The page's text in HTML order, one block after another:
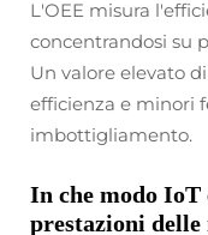
L'OEE misura
concentrandosi su
Un valore elevato
efficienza e minori
imbottigliamento.
In che modo
prestazioni delle